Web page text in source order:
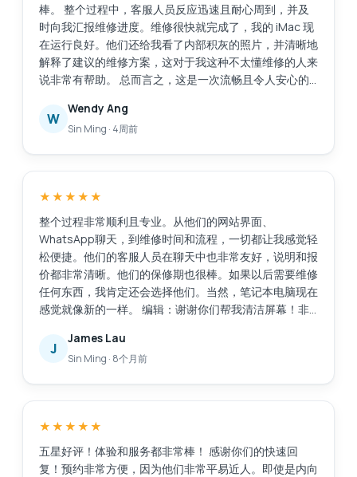
棒。 整个过程中，客服人员反应迅速且耐心周到，并及
时向我汇报维修进度。维修很快就完成了，我的 iMac 现
在运行良好。他们还给我看了内部积灰的照片，并清晰地
解释了建议的维修方案，这对于我这种不太懂维修的人来
说非常有帮助。 总而言之，这是一次流畅且令人安心的
W
Wendy Ang
Sin Ming · 4周前
★★★★★
整个过程非常顺利且专业。从他们的网站界面、
WhatsApp聊天，到维修时间和流程，一切都让我感觉轻
松便捷。他们的客服人员在聊天中也非常友好，说明和报
价都非常清晰。他们的保修期也很棒。如果以后需要维修
任何东西，我肯定还会选择他们。当然，笔记本电脑现在
感觉就像新的一样。 编辑：谢谢你们帮我清洁屏幕！非
J
James Lau
Sin Ming · 8个月前
★★★★★
五星好评！体验和服务都非常棒！ 感谢你们的快速回
复！预约非常方便，因为他们非常平易近人。即使是内向